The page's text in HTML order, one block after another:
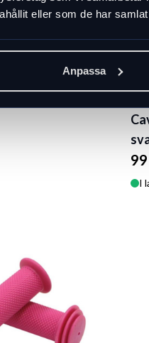
eller som de har
Anpassa
I